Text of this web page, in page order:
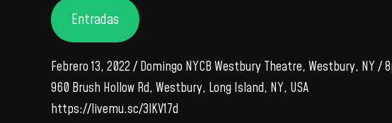
Entradas
Febrero 13, 2022 / Domingo NYCB Westbury Theatre, Westbury, NY /
960 Brush Hollow Rd, Westbury, Long Island, NY, USA
https://livemu.sc/3lKV17d